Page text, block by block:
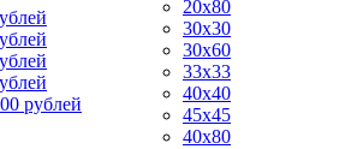
рублей
20x80
30x30
30x60
33x33
40x40
45x45
40x80